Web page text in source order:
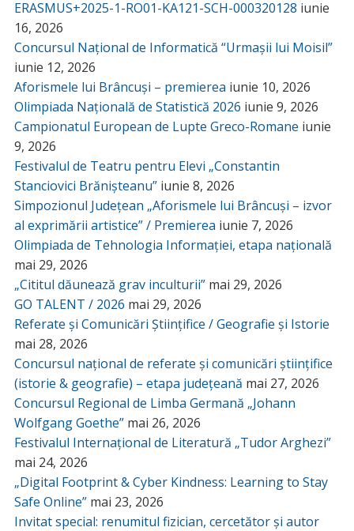
ERASMUS+2025-1-RO01-KA121-SCH-000320128 iunie
16, 2026
Concursul Național de Informatică “Urmașii lui Moisil”
iunie 12, 2026
Aforismele lui Brâncuși – premierea iunie 10, 2026
Olimpiada Națională de Statistică 2026 iunie 9, 2026
Campionatul European de Lupte Greco-Romane iunie
9, 2026
Festivalul de Teatru pentru Elevi „Constantin
Stanciovici Brănișteanu” iunie 8, 2026
Simpozionul Județean „Aforismele lui Brâncuși – izvor
al exprimării artistice” / Premierea iunie 7, 2026
Olimpiada de Tehnologia Informației, etapa națională
mai 29, 2026
„Cititul dăunează grav inculturii” mai 29, 2026
GO TALENT / 2026 mai 29, 2026
Referate și Comunicări Științifice / Geografie și Istorie
mai 28, 2026
Concursul național de referate și comunicări științifice
(istorie & geografie) – etapa județeană mai 27, 2026
Concursul Regional de Limba Germană „Johann
Wolfgang Goethe” mai 26, 2026
Festivalul Internațional de Literatură „Tudor Arghezi”
mai 24, 2026
„Digital Footprint & Cyber Kindness: Learning to Stay
Safe Online” mai 23, 2026
Invitat special: renumitul fizician, cercetător și autor